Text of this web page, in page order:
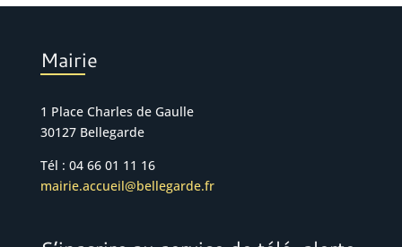
Mairie
1 Place Charles de Gaulle
30127 Bellegarde
Tél : 04 66 01 11 16
mairie.accueil@bellegarde.fr